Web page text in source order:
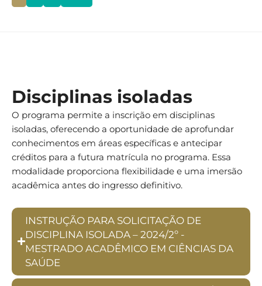
Disciplinas isoladas
O programa permite a inscrição em disciplinas
isoladas, oferecendo a oportunidade de aprofundar
conhecimentos em áreas específicas e antecipar
créditos para a futura matrícula no programa. Essa
modalidade proporciona flexibilidade e uma imersão
acadêmica antes do ingresso definitivo.
INSTRUÇÃO PARA SOLICITAÇÃO DE
DISCIPLINA ISOLADA – 2024/2º -
MESTRADO ACADÊMICO EM CIÊNCIAS DA
SAÚDE